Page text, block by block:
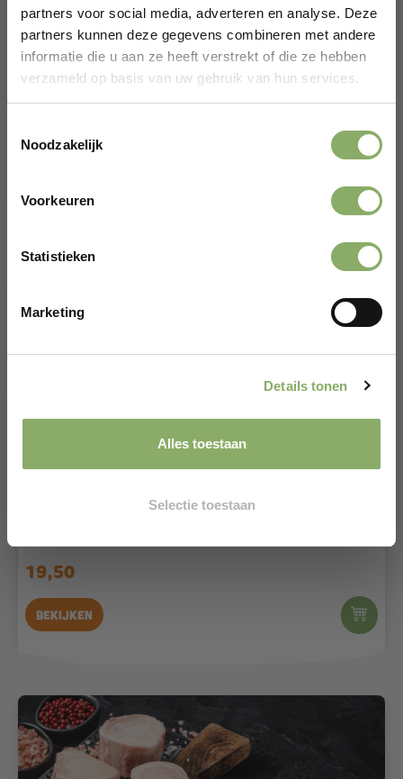
partners voor social media, adverteren en analyse. Deze
partners kunnen deze gegevens combineren met andere
informatie die u aan ze heeft verstrekt of die ze hebben
verzameld op basis van uw gebruik van hun services.
Noodzakelijk
Voorkeuren
Statistieken
Marketing
Details tonen
Alles toestaan
Selectie toestaan
RUND STEAK
Biefstuk Grasgevoerd – 350 Gram
14,95
19,50
Bekijken
Er wacht een kortingscode op je.